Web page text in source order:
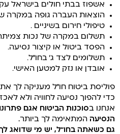
אשפוז בבתי חולים בישראל
הוצאות העברה גופה במקרה
טיפולי חירום בשיניים .
תשלום במקרה של נכות
הפסד ביטול או קיצור נסיעה.
תשלומים לצד ג’ בחו”ל.
אובדן או נזק למטען האישי.
פוליסת ביטוח חו”ל מעניקה לך
כדי להפוך נסיעה לחוויה ולא
אנחנו בסוכנות הביטוח אגם
הנסיעה המתאימה לך ביותר.
גם כשאתה בחו”ל, יש מי שדואג